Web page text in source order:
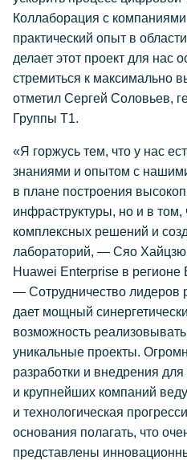
Коллаборация с
практический опыт в
делает этот проект для нас
стремиться к максимально
отметил Сергей Соловьев,
Группы Т1.
«Я горжусь тем, что у нас
знаниями и опытом с
в плане построения
инфраструктуры, но и в том,
комплексных решений и
лабораторий, — Сяо
Huawei Enterprise в регионе
— Сотрудничество лидеров
дает мощный
возможность
уникальные проекты.
разработки и внедрения для
и крупнейших компаний
и технологическая
основания полагать, что
представлены